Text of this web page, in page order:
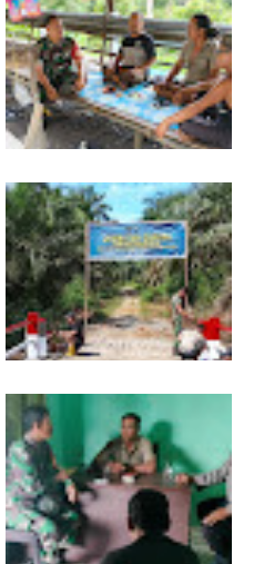
Lewat Komsos di Warung
Kopi, Babinsa Bangun Sinergi
dan Kekompakan Warga
Kodim 0118 Tancap Gas
Rampungkan Finishing
Jembatan Garuda